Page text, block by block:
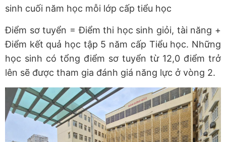
sinh cuối năm học mỗi lớp cấp tiểu học
Điểm sơ tuyển = Điểm thi học sinh giỏi, tài năng +
Điểm kết quả học tập 5 năm cấp Tiểu học. Những
học sinh có tổng điểm sơ tuyển từ 12,0 điểm trở
lên sẽ được tham gia đánh giá năng lực ở vòng 2.